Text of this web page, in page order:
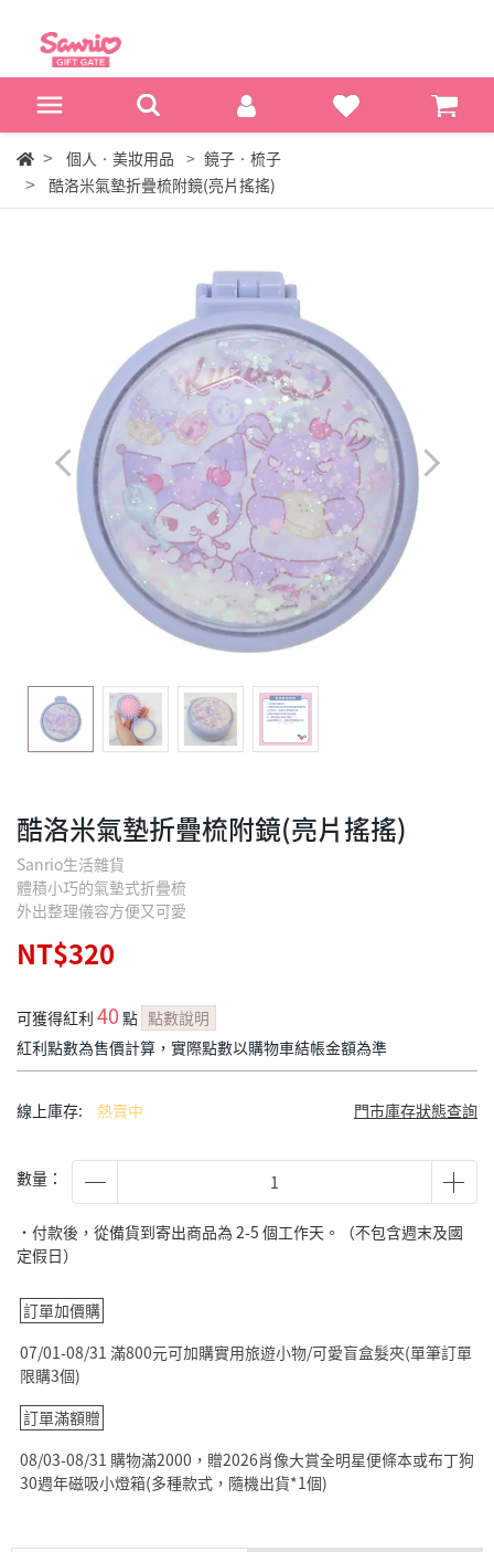
個人‧美妝用品
鏡子‧梳子
酷洛米氣墊折疊梳附鏡(亮片搖搖)
酷洛米氣墊折疊梳附鏡(亮片搖搖)
Sanrio生活雜貨
體積小巧的氣墊式折疊梳
外出整理儀容方便又可愛
NT$320
可獲得紅利 40 點 點數說明
紅利點數為售價計算，實際點數以購物車結帳金額為準
線上庫存: 熱賣中 門市庫存狀態查詢
數量：
˙付款後，從備貨到寄出商品為 2-5 個工作天。（不包含週末及國
定假日）
訂單加價購
07/01-08/31 滿800元可加購實用旅遊小物/可愛盲盒髮夾(單筆訂單
限購3個)
訂單滿額贈
08/03-08/31 購物滿2000，贈2026肖像大賞全明星便條本或布丁狗
30週年磁吸小燈箱(多種款式，隨機出貨*1個)